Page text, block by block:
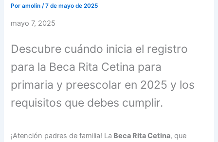
Poramolin/7 de mayo de 2025
mayo 7, 2025
Descubre cuándo inicia el registro
para la Beca Rita Cetina para
primaria y preescolar en 2025 y los
requisitos que debes cumplir.
¡Atención padres de familia! La Beca Rita Cetina, que